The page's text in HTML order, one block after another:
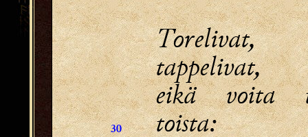
30
Torelivat,
tappelivat,
eikä voita
toista: